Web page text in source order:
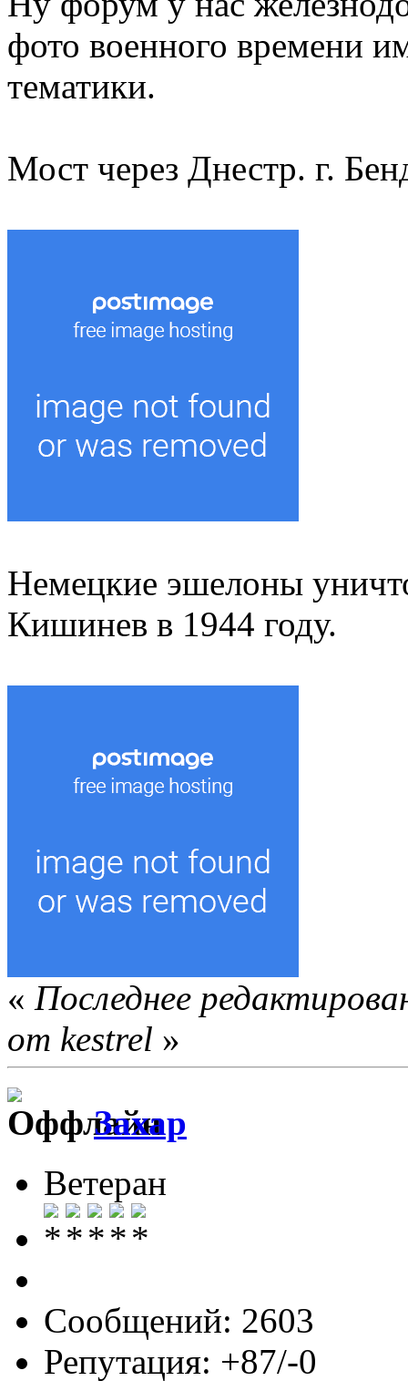
фото военного времени
тематики.
Мост через Днестр. г.
Немецкие эшелоны
Кишинев в 1944 году.
« Последнее
от kestrel »
Захар
Ветеран
Сообщений: 2603
Репутация: +87/-0